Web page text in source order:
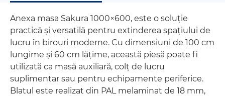
Anexa masa Sakura 1000×600, este o soluție
practică și versatilă pentru extinderea spațiului de
lucru în birouri moderne. Cu dimensiuni de 100 cm
lungime și 60 cm lățime, această piesă poate fi
utilizată ca masă auxiliară, colț de lucru
suplimentar sau pentru echipamente periferice.
Blatul este realizat din PAL melaminat de 18 mm,